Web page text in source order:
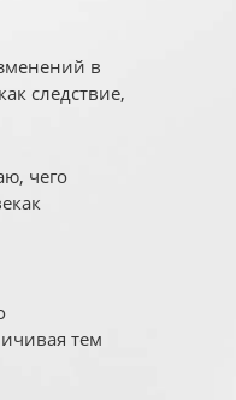
в
следствие,
чего
тем